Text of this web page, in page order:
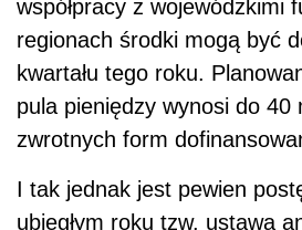
współpracy z wojewódzkimi
regionach środki mogą być
kwartału tego roku.
pula pieniędzy wynosi do 40
zwrotnych form
I tak jednak jest pewien
ubiegłym roku tzw. ustawa